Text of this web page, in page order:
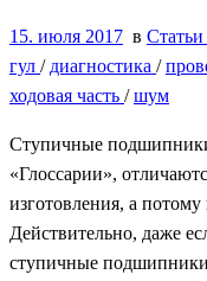
15. июля 2017 в
гул / диагностика /
ходовая часть /шум
Ступичные
«Глоссарии»,
изготовления, а
Действительно, даже
ступичные